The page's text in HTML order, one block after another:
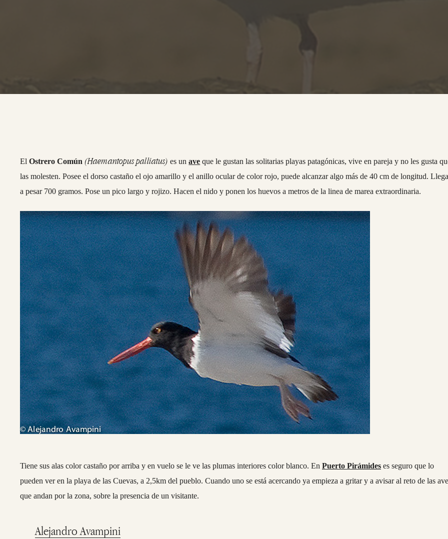
El Ostrero Común (Haemantopus palliatus) es unave que le gustan las solitarias playas patagónicas, vive en pareja y no les gusta
las molesten. Posee el dorso castaño el ojo amarillo y el anillo ocular de color rojo, puede alcanzar algo más de 40 cm de longitud. Llega
a pesar 700 gramos. Pose un pico largo y rojizo. Hacen el nido y ponen los huevos a metros de la linea de marea extraordinaria.
Tiene sus alas color castaño por arriba y en vuelo se le ve las plumas interiores color blanco. En Puerto Pirámides es seguro que lo
pueden ver en la playa de las Cuevas, a 2,5km del pueblo. Cuando uno se está acercando ya empieza a gritar y a avisar al reto de las
que andan por la zona, sobre la presencia de un visitante.
Alejandro Avampini